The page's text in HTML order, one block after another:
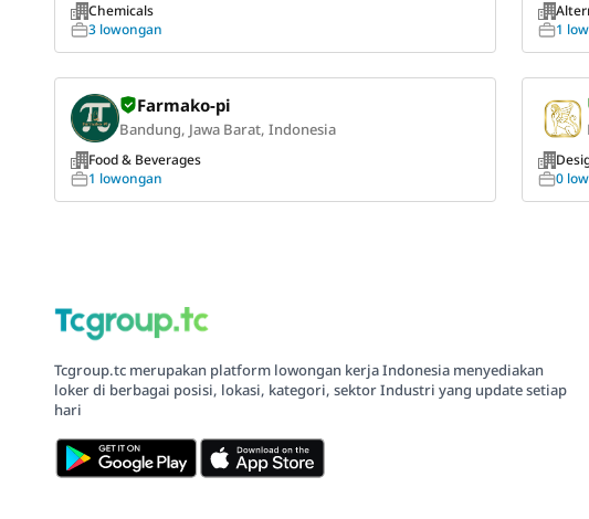
Chemicals
3 lowongan
1
Farmako-pi
Bandung, Jawa Barat, Indonesia
Food & Beverages
1 lowongan
0
Tcgroup.tc merupakan platform lowongan kerja Indonesia menyediakan
loker di berbagai posisi, lokasi, kategori, sektor Industri yang update setiap
hari